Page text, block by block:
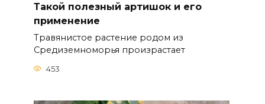
Такой полезный артишок и его
применение
Травянистое растение родом из
Средиземноморья произрастает
453